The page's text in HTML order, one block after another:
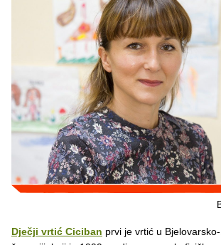
Dječji vrtić Ciciban prvi je vrtić u